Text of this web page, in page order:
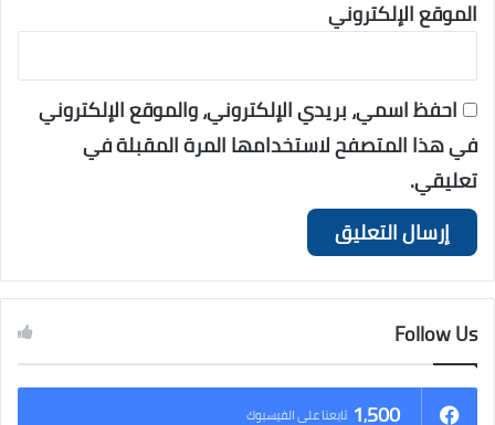
الموقع الإلكتروني
احفظ اسمي، بريدي الإلكتروني، والموقع الإلكتروني
في هذا المتصفح لاستخدامها المرة المقبلة في
تعليقي.
Follow Us
1٬500 تابعنا على الفيسبوك